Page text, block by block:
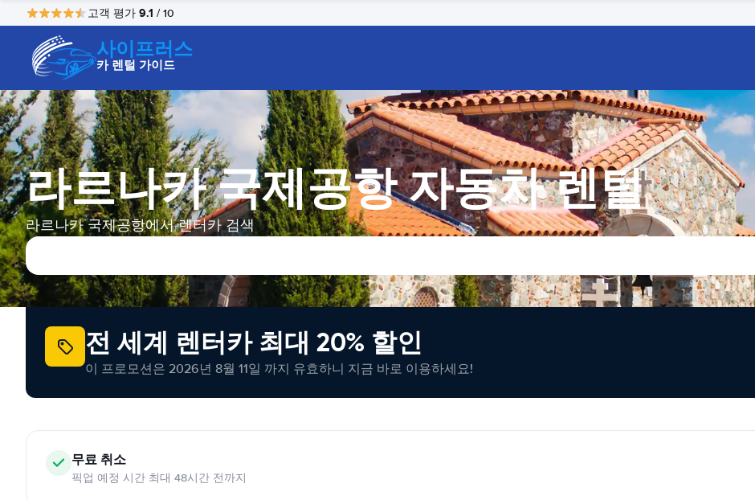
고객 평가 9.1 / 10
사이프러스
카 렌털 가이드
라르나카 국제공항 자동차 렌털
라르나카 국제공항에서 렌터카 검색
전 세계 렌터카 최대 20% 할인
이 프로모션은 2026년 8월 11일 까지 유효하니 지금 바로 이용하세요!
무료 취소
픽업 예정 시간 최대 48시간 전까지